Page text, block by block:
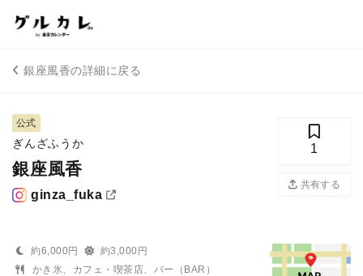
銀座風香の詳細に戻る
公式
ぎんざふうか
銀座風香
ginza_fuka
1
共有する
約6,000円
約3,000円
かき氷、カフェ・喫茶店、バー（BAR）